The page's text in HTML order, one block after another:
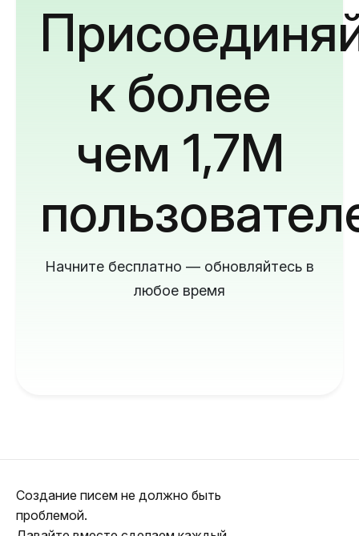
к более
чем 1,7M
Начните бесплатно — обновляйтесь в
любое время
Создание писем не должно быть
проблемой.